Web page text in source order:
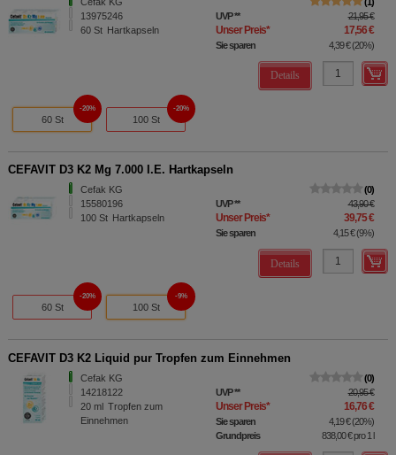
13975246
60 St Hartkapseln
UVP** 21,95 €
Unser Preis* 17,56 €
Sie sparen 4,39 €(20%)
Details
60 St
20%
100 St
20%
CEFAVIT D3 K2 Mg 7.000 I.E. Hartkapseln
Cefak KG
15580196
100 St Hartkapseln
0
UVP** 43,90 €
Unser Preis* 39,75 €
Sie sparen 4,15 €(9%)
Details
60 St
20%
100 St
9%
CEFAVIT D3 K2 Liquid pur Tropfen zum Einnehmen
Cefak KG
14218122
20 ml Tropfen zum
Einnehmen
0
UVP** 20,95 €
Unser Preis* 16,76 €
Sie sparen 4,19 €(20%)
Grundpreis
838,00 €pro 1 l